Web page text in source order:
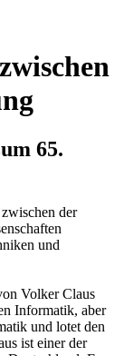
65.
der
und
Volker Claus
Informatik, aber
und lotet den
ist einer der